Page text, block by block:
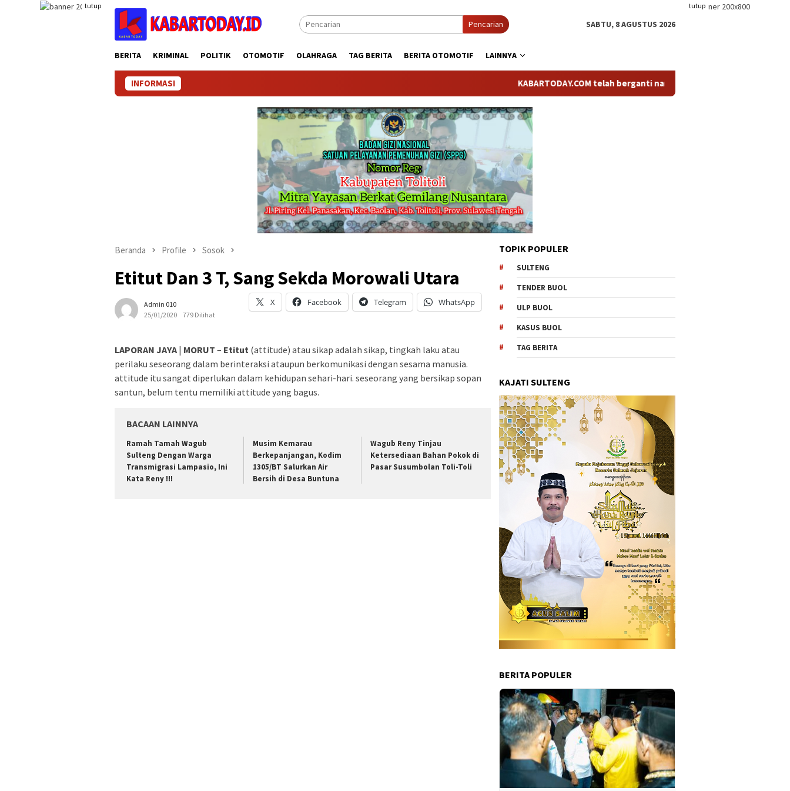
tutup tutup
Pencarian SABTU, 8 AGUSTUS 2026
BERITA KRIMINAL POLITIK OTOMOTIF OLAHRAGA TAG BERITA BERITA OTOMOTIF LAINNYA
INFORMASI KABARTODAY.COM telah berganti nama menjadi KABARTODAY.ID.
Beranda Profile Sosok
Etitut Dan 3 T, Sang Sekda Morowali Utara
Admin 010
25/01/2020
779 Dilihat
X Facebook Telegram WhatsApp
LAPORAN JAYA | MORUT – Etitut (attitude) atau sikap adalah sikap, tingkah laku atau
perilaku seseorang dalam berinteraksi ataupun berkomunikasi dengan sesama manusia.
attitude itu sangat diperlukan dalam kehidupan sehari-hari. seseorang yang bersikap sopan
santun, belum tentu memiliki attitude yang bagus.
BACAAN LAINNYA
Ramah Tamah Wagub
Sulteng Dengan Warga
Transmigrasi Lampasio, Ini
Kata Reny !!!
Musim Kemarau
Berkepanjangan, Kodim
1305/BT Salurkan Air
Bersih di Desa Buntuna
Wagub Reny Tinjau
Ketersediaan Bahan Pokok di
Pasar Susumbolan Toli-Toli
TOPIK POPULER
SULTENG
TENDER BUOL
ULP BUOL
KASUS BUOL
TAG BERITA
KAJATI SULTENG
BERITA POPULER